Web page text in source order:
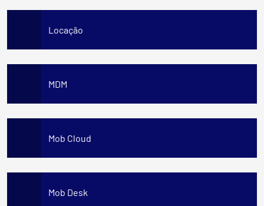
Locação
MDM
Mob Cloud
Mob Desk